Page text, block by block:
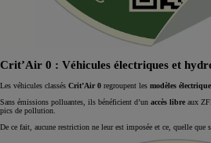
Crit’Air 0 : Véhicules électriques et
Les véhicules classés Crit’Air 0 regroupent les modèles
Sans émissions polluantes, ils bénéficient d’un accès libre aux
pics de pollution.
De ce fait, aucune restriction ne leur est imposée et ce, quelle que